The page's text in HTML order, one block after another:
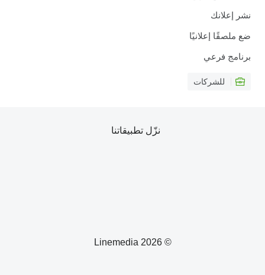
نشر إعلانك
ضع ملصقًا إعلانيًا
برنامج فرعي
للشركات
© 2026 Linemedia
نزّل تطبيقاتنا